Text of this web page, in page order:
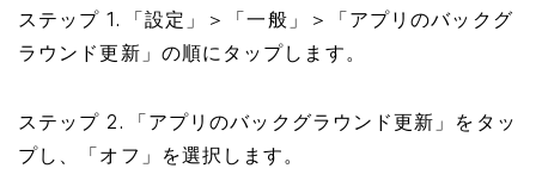
ステップ 1. 「設定」＞「一般」＞「アプリのバックグ
ラウンド更新」の順にタップします。
ステップ 2. 「アプリのバックグラウンド更新」をタッ
プし、「オフ」を選択します。